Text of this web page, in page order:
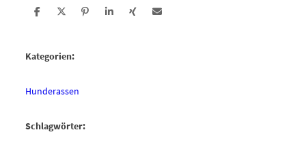
Kategorien:
Hunderassen
Schlagwörter: